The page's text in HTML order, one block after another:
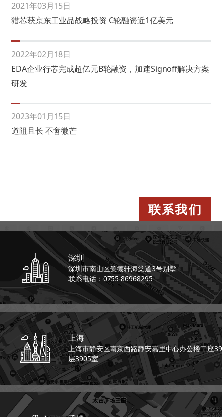
2021年03月15日
猎芯获京东工业品战略投资 C轮融资近1亿美元
2022年02月18日
EDA企业行芯完成超亿元B轮融资，加速Signoff解决方案
研发
2023年01月15日
道阻且长 不啻微芒
联系我们
深圳
深圳市南山区懿德轩海棠道3号别墅
联系电话：0755-86968295
上海
上海市静安区南京西路静安嘉里中心办公楼二座39
层3905室